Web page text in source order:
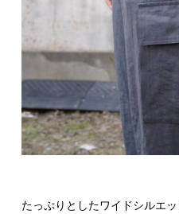
たっぷりとしたワイドシルエ